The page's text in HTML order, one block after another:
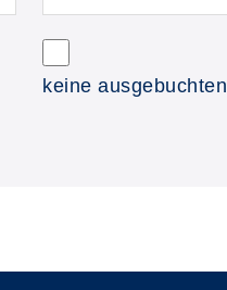
keine ausgebuchten